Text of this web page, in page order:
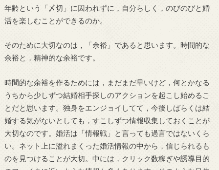
年齢という「〆切」に囚われずに，自分らしく，のびのびと婚
活を楽しむことができるのか。
そのために大切なのは，「余裕」であると思います。時間的な
余裕と，精神的な余裕です。
時間的な余裕を作るためには，まだまだ早いけど，何とかなる
うちから少しずつ結婚相手探しのアクションを起こし始めるこ
とだと思います。独身をエンジョイしてて，今後しばらくは結
婚する気がないとしても，すこしずつ情報収集しておくことが
大切なのです。婚活は「情報戦」と言っても過言ではないくら
い。ネット上に溢れまくった婚活情報の中から，信じられるも
のを見つけることが大切。中には，クリック数稼ぎや誘導目的